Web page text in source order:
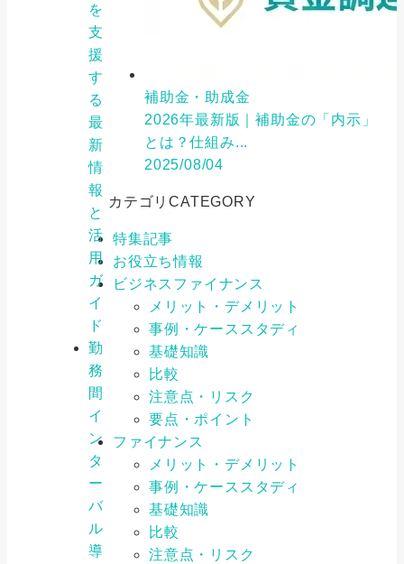
を
支
援
す
る
最
新
情
報
と
活
用
ガ
イ
ド
勤
務
間
イ
ン
タ
ー
バ
ル
導
補助金・助成金
2026年最新版｜補助金の「内示」
とは？仕組み...
2025/08/04
カテゴリCATEGORY
特集記事
お役立ち情報
ビジネスファイナンス
メリット・デメリット
事例・ケーススタディ
基礎知識
比較
注意点・リスク
要点・ポイント
ファイナンス
メリット・デメリット
事例・ケーススタディ
基礎知識
比較
注意点・リスク